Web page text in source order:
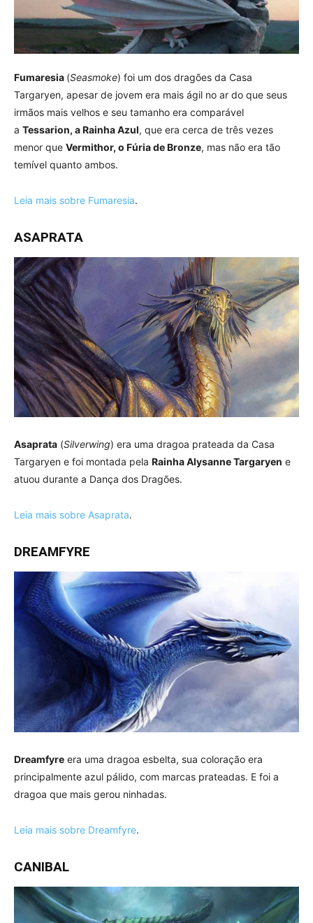
Fumaresia (Seasmoke) foi um dos dragões da Casa
Targaryen, apesar de jovem era mais ágil no ar do que seus
irmãos mais velhos e seu tamanho era comparável
a Tessarion, a Rainha Azul, que era cerca de três vezes
menor que Vermithor, o Fúria de Bronze, mas não era tão
temível quanto ambos.
Leia mais sobre Fumaresia.
ASAPRATA
Asaprata (Silverwing) era uma dragoa prateada da Casa
Targaryen e foi montada pela Rainha Alysanne Targaryen e
atuou durante a Dança dos Dragões.
Leia mais sobre Asaprata.
DREAMFYRE
Dreamfyre era uma dragoa esbelta, sua coloração era
principalmente azul pálido, com marcas prateadas. E foi a
dragoa que mais gerou ninhadas.
Leia mais sobre Dreamfyre.
CANIBAL